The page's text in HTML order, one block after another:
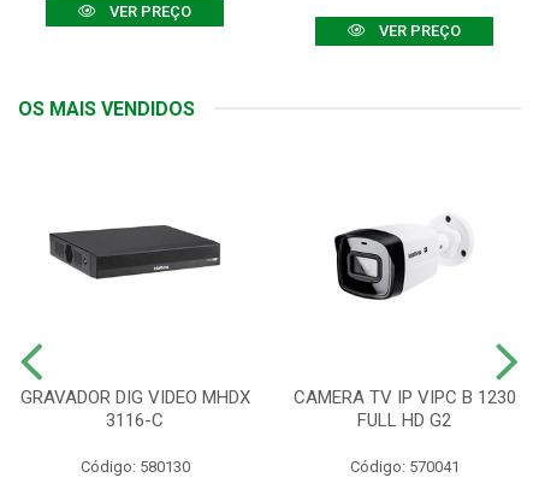
VER PREÇO
VER PREÇO
OS MAIS VENDIDOS
GRAVADOR DIG VIDEO MHDX
3116-C
Código: 580130
CAMERA TV IP VIPC B 1230
FULL HD G2
Código: 570041